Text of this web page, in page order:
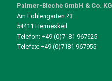
Palmer-Bleche GmbH & Co. KG
Am Fohlengarten 23
54411 Hermeskeil
Telefon: +49 (0)7181 967925
Telefax: +49 (0)7181 967955